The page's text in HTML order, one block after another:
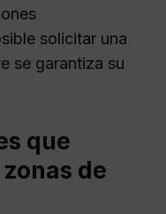
solicitar una
se garantiza su
que
de